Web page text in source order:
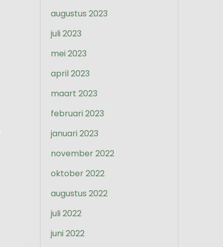
augustus 2023
juli 2023
mei 2023
april 2023
maart 2023
februari 2023
januari 2023
november 2022
oktober 2022
augustus 2022
juli 2022
juni 2022